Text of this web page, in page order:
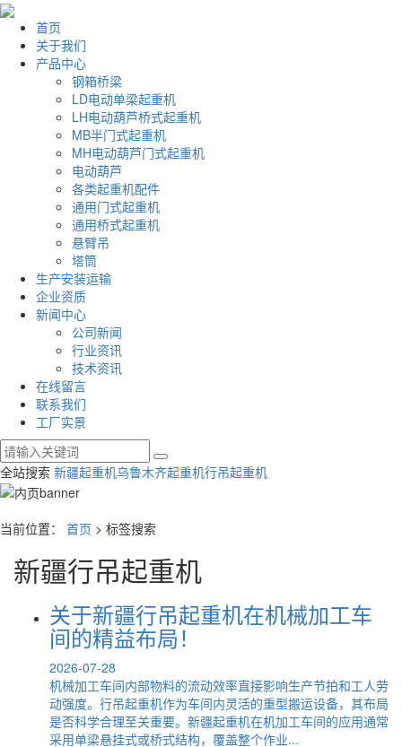
首页
关于我们
产品中心
钢箱桥梁
LD电动单梁起重机
LH电动葫芦桥式起重机
MB半门式起重机
MH电动葫芦门式起重机
电动葫芦
各类起重机配件
通用门式起重机
通用桥式起重机
悬臂吊
塔筒
生产安装运输
企业资质
新闻中心
公司新闻
行业资讯
技术资讯
在线留言
联系我们
工厂实景
全站搜索 新疆起重机乌鲁木齐起重机行吊起重机
当前位置： 首页 > 标签搜索
新疆行吊起重机
关于新疆行吊起重机在机械加工车
间的精益布局！
2026-07-28
机械加工车间内部物料的流动效率直接影响生产节拍和工人劳
动强度。行吊起重机作为车间内灵活的重型搬运设备，其布局
是否科学合理至关重要。新疆起重机在机加工车间的应用通常
采用单梁悬挂式或桥式结构，覆盖整个作业...